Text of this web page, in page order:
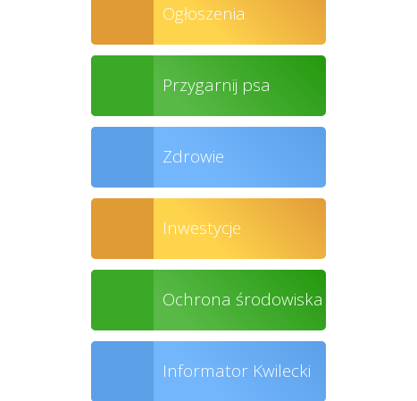
Ogłoszenia
Przygarnij psa
Zdrowie
Inwestycje
Ochrona środowiska
Informator Kwilecki